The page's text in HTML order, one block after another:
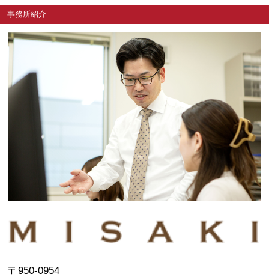
事務所紹介
〒950-0954